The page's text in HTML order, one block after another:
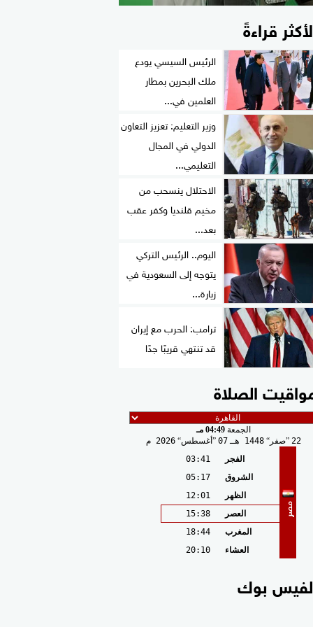
قراءةً
الرئيس السيسي يودع
ملك البحرين بمطار
العلمين في...
وزير التعليم: تعزيز التعاون
الدولي في المجال
التعليمي...
الاحتلال ينسحب من
مخيم قلنديا وكفر عقب
بعد...
اليوم.. الرئيس التركي
يتوجه إلى السعودية في
زيارة...
ترامب: الحرب مع إيران
قد تنتهي قريبًا جدًا
الصلاة
الجمعة 04:49 مـ
22 صفر 1448 هـ 07 أغسطس 2026 م
مصر
الفجر
03:41
الشروق
05:17
الظهر
12:01
العصر
15:38
المغرب
18:44
العشاء
20:10
بوك